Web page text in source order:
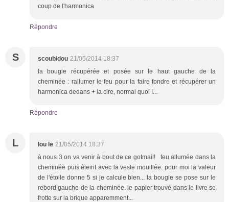
coup de l'harmonica
Répondre
S scoubidou 21/05/2014 18:37
la bougie récupérée et posée sur le haut gauche de la
cheminée : rallumer le feu pour la faire fondre et récupérer un
harmonica dedans + la cire, normal quoi !...
Répondre
L lou le 21/05/2014 18:37
à nous 3 on va venir à bout de ce gotmail! feu allumée dans la
cheminée puis éteint avec la veste mouillée. pour moi la valeur
de l'étoile donne 5 si je calcule bien... la bougie se pose sur le
rebord gauche de la cheminée. le papier trouvé dans le livre se
frotte sur la brique apparemment...